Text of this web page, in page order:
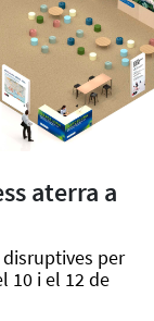
aterra a
per
10 i el 12 de